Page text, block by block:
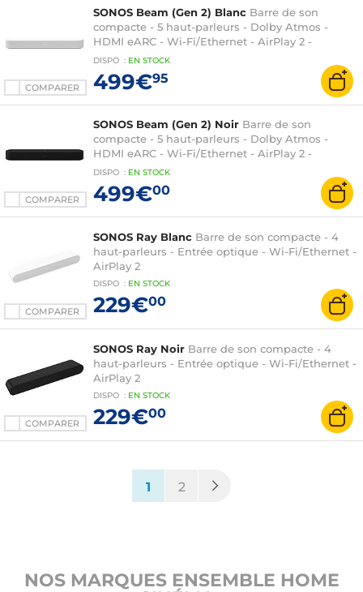
COMPARER
SONOS Beam (Gen 2) Blanc Barre de son
compacte - 5 haut-parleurs - Dolby Atmos -
HDMI eARC - Wi-Fi/Ethernet - AirPlay 2 -
Alexa/Google Assistant
DISPO : EN STOCK
499€95
COMPARER
SONOS Beam (Gen 2) Noir Barre de son
compacte - 5 haut-parleurs - Dolby Atmos -
HDMI eARC - Wi-Fi/Ethernet - AirPlay 2 -
Alexa/Google Assistant
DISPO : EN STOCK
499€00
COMPARER
SONOS Ray Blanc Barre de son compacte - 4
haut-parleurs - Entrée optique - Wi-Fi/Ethernet -
AirPlay 2
DISPO : EN STOCK
229€00
COMPARER
SONOS Ray Noir Barre de son compacte - 4
haut-parleurs - Entrée optique - Wi-Fi/Ethernet -
AirPlay 2
DISPO : EN STOCK
229€00
1 (current)
2
NOS MARQUES ENSEMBLE HOME